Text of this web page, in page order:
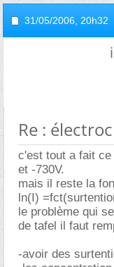
31/05/2006, 20h32
Re :
c'est tout a fait
et -730V.
mais il reste la
ln(I)
le problème qui
de tafel il faut
-avoir des